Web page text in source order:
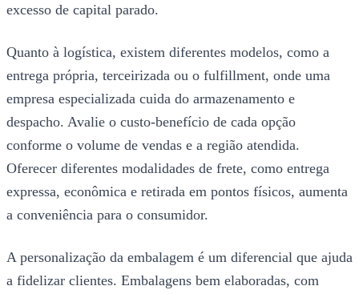
excesso de capital parado.
Quanto à logística, existem diferentes modelos, como a
entrega própria, terceirizada ou o fulfillment, onde uma
empresa especializada cuida do armazenamento e
despacho. Avalie o custo-benefício de cada opção
conforme o volume de vendas e a região atendida.
Oferecer diferentes modalidades de frete, como entrega
expressa, econômica e retirada em pontos físicos, aumenta
a conveniência para o consumidor.
A personalização da embalagem é um diferencial que ajuda
a fidelizar clientes. Embalagens bem elaboradas, com